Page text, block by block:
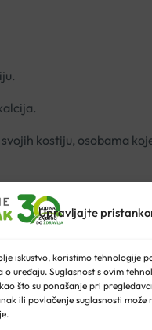
Upravljajte
iskustvo, koristimo tehnologije
uređaju. Suglasnost s ovim
što su ponašanje pri
ili povlačenje suglasnosti
kostiju, osobama